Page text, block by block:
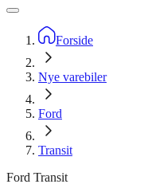
Forside
Nye varebiler
Ford
Transit
Ford Transit